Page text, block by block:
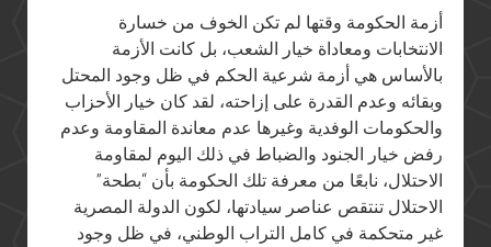
أزمة الحكومة وقتها لم تكن الخوف من خسارة
الانتخابات ومعاداة خيار الشعب، بل كانت الأزمة
بالأساس هي أزمة شرعية الحكم في ظل وجود المحتل
وبقائه وعدم القدرة على إزاحته، لقد كان خيار الأحزاب
والحكومات الوفدية وغيرها عدم معاندة المقاومة وعدم
رفض خيار الجنود والضباط في ذلك اليوم لمقاومة
الاحتلال، نابعًا من معرفة تلك الحكومة بأن “بطحة”
الاحتلال تنتقص عناصر سيادتها، لكون الدولة المصرية
غير متحكمة في كامل التراب الوطني، في ظل وجود